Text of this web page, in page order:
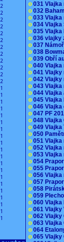
o 031 Vlajka
o 032
o 033
o 034
o 035
o 036 vlajky
o 037
o 038
o 039 Obří
o 040
o 041 Vlajky
o 042 Vlajky
o 043
o 044
o 045
o 046 Vlajka
o 047 PF
o 048
o 049 Vlajka
o 050
o 051
o 052 Vlajka
o 053 Vlajka
o 054
o 055
o 056 Vlajka
o 057
o 058
o 059
o 060 Vlajka
o 061 Vlajky
o 062
o 063
o 064
o 065 Vlajky